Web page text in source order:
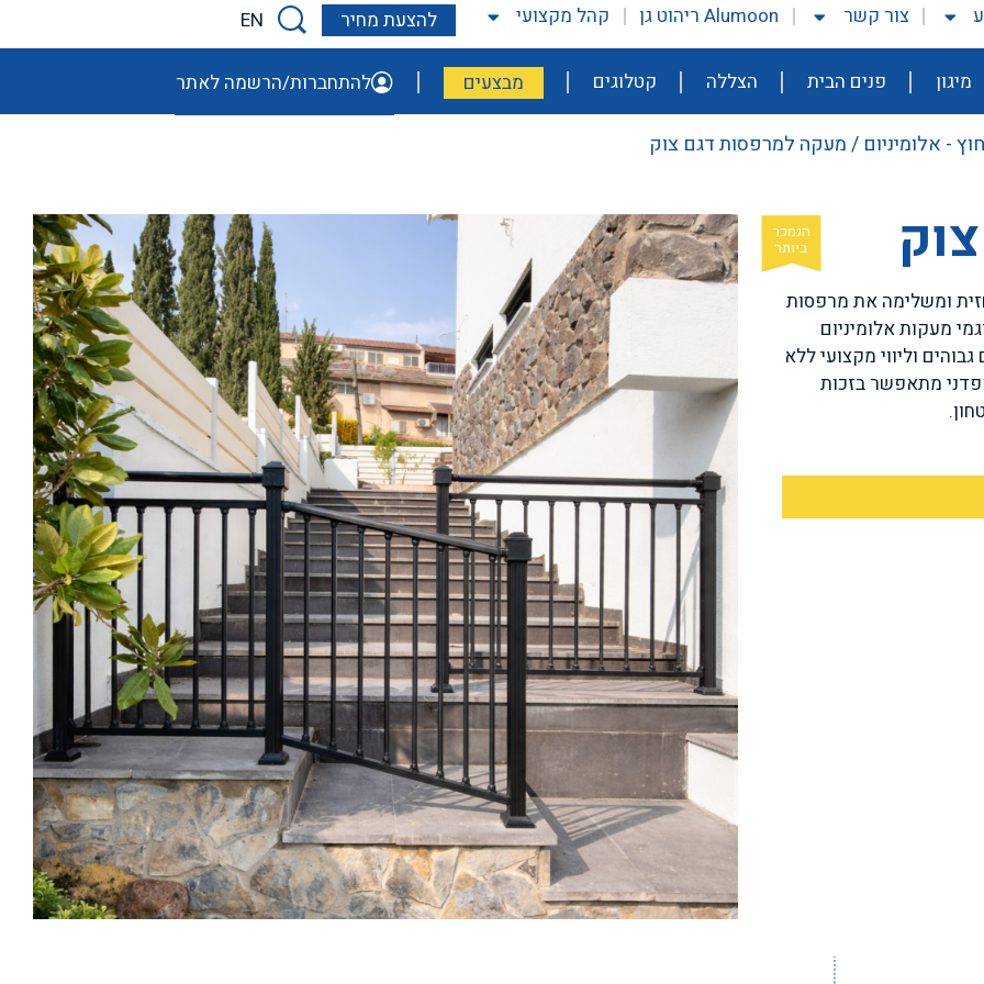
צור קשר Alumoon ריהוט גן קהל מקצועי להצעת מחיר EN
מיגון פנים הבית הצללה קטלוגים מבצעים להתחברות/הרשמה לאתר
- אלומיניום / מעקה למרפסות דגם צוק
ומשלימה את מרפסות
מעקות אלומיניום
וליווי מקצועי ללא
מתאפשר בזכות